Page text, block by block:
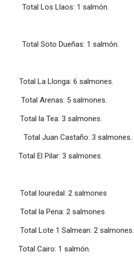
Llaos: 1 salmón.
Dueñas: 1 salmón.
6 salmones.
5 salmones.
3 salmones.
Castaño: 3 salmones.
Pilar: 3 salmones.
2 salmones
2 salmones
1 Salmean: 2 salmones.
1 salmón.